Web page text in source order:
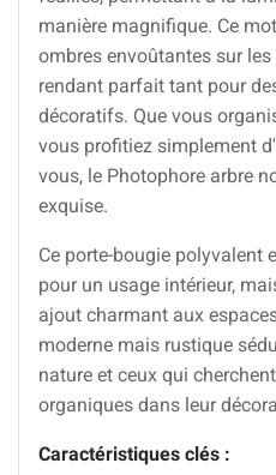
manière magnifique. Ce
ombres envoûtantes sur
rendant parfait tant pour
décoratifs. Que vous
vous profitiez simplement
vous, le Photophore arbre
exquise.
Ce porte-bougie polyvalent
pour un usage intérieur,
ajout charmant aux
moderne mais rustique
nature et ceux qui
organiques dans leur
Caractéristiques clés :